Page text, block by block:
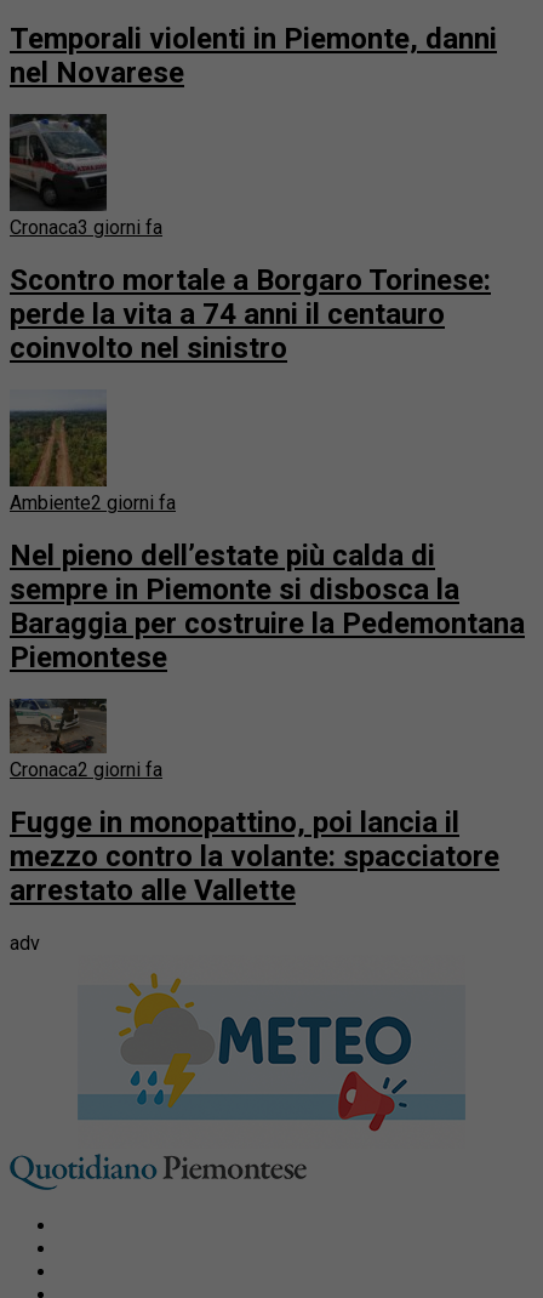
Temporali violenti in Piemonte, danni
nel Novarese
Cronaca3 giorni fa
Scontro mortale a Borgaro Torinese:
perde la vita a 74 anni il centauro
coinvolto nel sinistro
Ambiente2 giorni fa
Nel pieno dell’estate più calda di
sempre in Piemonte si disbosca la
Baraggia per costruire la Pedemontana
Piemontese
Cronaca2 giorni fa
Fugge in monopattino, poi lancia il
mezzo contro la volante: spacciatore
arrestato alle Vallette
adv